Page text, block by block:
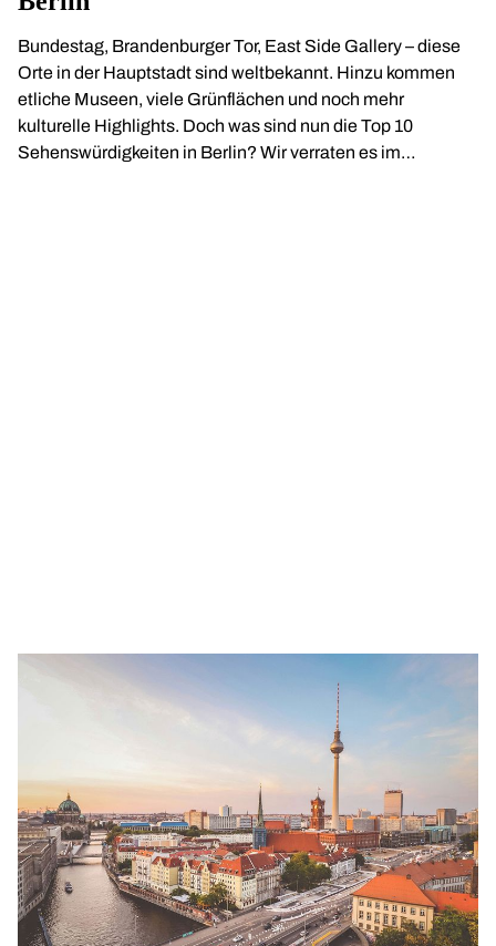
Bundestag, Brandenburger Tor, East Side Gallery – diese
Orte in der Hauptstadt sind weltbekannt. Hinzu kommen
etliche Museen, viele Grünflächen und noch mehr
kulturelle Highlights. Doch was sind nun die Top 10
Sehenswürdigkeiten in Berlin? Wir verraten es im